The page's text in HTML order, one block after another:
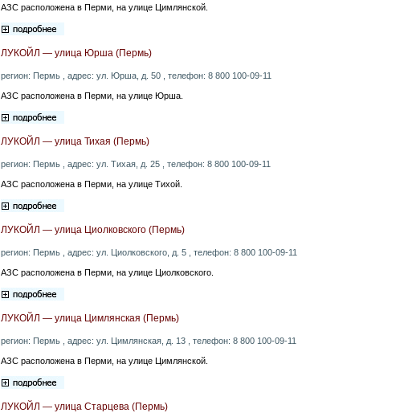
АЗС расположена в Перми, на улице Цимлянской.
ЛУКОЙЛ — улица Юрша (Пермь)
регион: Пермь , адрес: ул. Юрша, д. 50 , телефон: 8 800 100-09-11
АЗС расположена в Перми, на улице Юрша.
ЛУКОЙЛ — улица Тихая (Пермь)
регион: Пермь , адрес: ул. Тихая, д. 25 , телефон: 8 800 100-09-11
АЗС расположена в Перми, на улице Тихой.
ЛУКОЙЛ — улица Циолковского (Пермь)
регион: Пермь , адрес: ул. Циолковского, д. 5 , телефон: 8 800 100-09-11
АЗС расположена в Перми, на улице Циолковского.
ЛУКОЙЛ — улица Цимлянская (Пермь)
регион: Пермь , адрес: ул. Цимлянская, д. 13 , телефон: 8 800 100-09-11
АЗС расположена в Перми, на улице Цимлянской.
ЛУКОЙЛ — улица Старцева (Пермь)